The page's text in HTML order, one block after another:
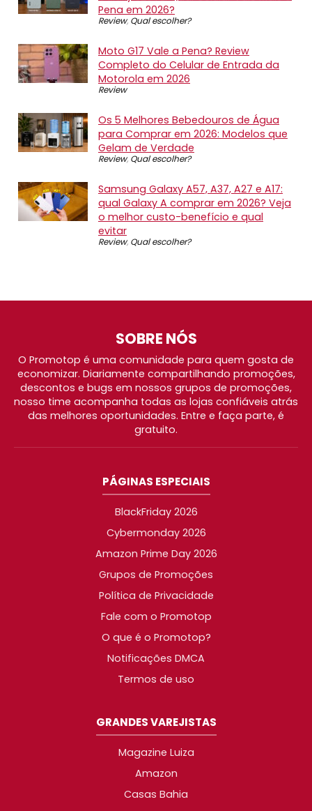
Pena em 2026?
Review, Qual escolher?
Moto G17 Vale a Pena? Review
Completo do Celular de Entrada da
Motorola em 2026
Review
Os 5 Melhores Bebedouros de Água
para Comprar em 2026: Modelos que
Gelam de Verdade
Review, Qual escolher?
Samsung Galaxy A57, A37, A27 e A17:
qual Galaxy A comprar em 2026? Veja
o melhor custo-benefício e qual
evitar
Review, Qual escolher?
SOBRE NÓS
O Promotop é uma comunidade para quem gosta de
economizar. Diariamente compartilhando promoções,
descontos e bugs em nossos grupos de promoções,
nosso time acompanha todas as lojas confiáveis atrás
das melhores oportunidades. Entre e faça parte, é
gratuito.
PÁGINAS ESPECIAIS
BlackFriday 2026
Cybermonday 2026
Amazon Prime Day 2026
Grupos de Promoções
Política de Privacidade
Fale com o Promotop
O que é o Promotop?
Notificações DMCA
Termos de uso
GRANDES VAREJISTAS
Magazine Luiza
Amazon
Casas Bahia